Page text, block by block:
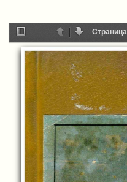
Toggle
Sidebar
НазадДалее